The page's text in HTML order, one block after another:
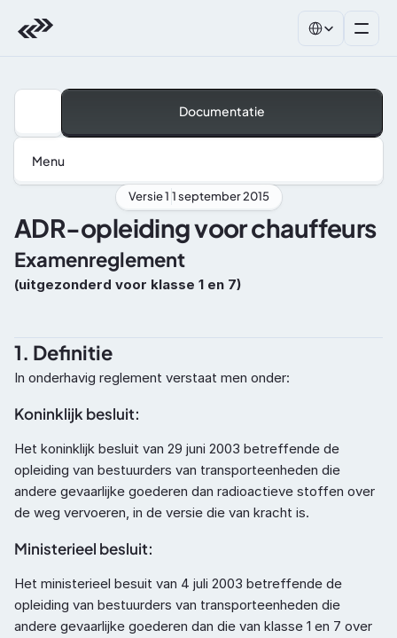
Documentatie
Menu
Versie 1 1 september 2015
ADR-opleiding voor chauffeurs
Examenreglement
(uitgezonderd voor klasse 1 en 7)
1. Definitie
In onderhavig reglement verstaat men onder:
Koninklijk besluit:
Het koninklijk besluit van 29 juni 2003 betreffende de
opleiding van bestuurders van transporteenheden die
andere gevaarlijke goederen dan radioactieve stoffen over
de weg vervoeren, in de versie die van kracht is.
Ministerieel besluit:
Het ministerieel besuit van 4 juli 2003 betreffende de
opleiding van bestuurders van transporteenheden die
andere gevaarlijke goederen dan die van klasse 1 en 7 over